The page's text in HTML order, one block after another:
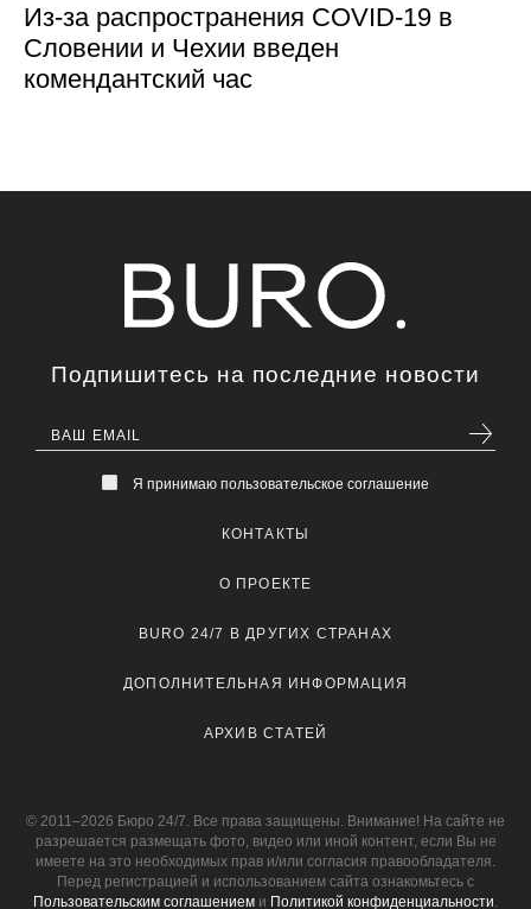
Из‑за распространения COVID-19 в
Словении и Чехии введен
комендантский час
Подпишитесь на последние новости
Я принимаю пользовательское соглашение
КОНТАКТЫ
О ПРОЕКТЕ
BURO 24/7 В ДРУГИХ СТРАНАХ
ДОПОЛНИТЕЛЬНАЯ ИНФОРМАЦИЯ
АРХИВ СТАТЕЙ
© 2011–2026 Бюро 24/7. Все права защищены. Внимание! На сайте не
разрешается размещать фото, видео или иной контент, если Вы не
имеете на это необходимых прав и/или согласия правообладателя.
Перед регистрацией и использованием сайта ознакомьтесь с
Пользовательским соглашением и Политикой конфиденциальности.